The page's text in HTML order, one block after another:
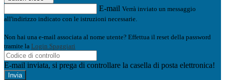
E-mail Verrà inviato un messaggio
all'indirizzo indicato con le istruzioni necessarie.
Non hai una e-mail associata al nome utente? Effettua il reset della password
tramite la Login Spaggiari
E-mail inviata, si prega di controllare la casella di posta elettronica!